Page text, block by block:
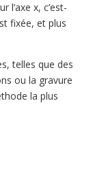
l’axe x, c’est-
fixée, et plus
telles que des
ou la gravure
la plus